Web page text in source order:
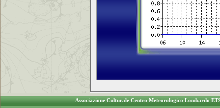
Associazione Culturale Centro Meteorologico Lombardo